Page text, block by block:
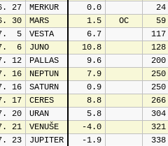
27
MERKUR
   0.0
  24
30
MARS
   1.5
  OC
  59
5
VESTA
   6.7
117
6
JUNO
  10.8
128
12
PALLAS
   9.6
200
16
NEPTUN
   7.9
250
16
SATURN
   0.9
250
17
CERES
   8.8
266
20
URAN
   5.8
304
21
VENUŠE
  -4.0
321
23
JUPITER
  -1.9
338